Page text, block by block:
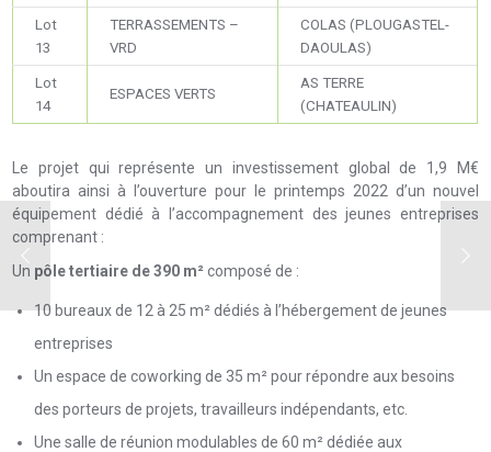
Lot
13
TERRASSEMENTS –
VRD
COLAS (PLOUGASTEL-
DAOULAS)
Lot
14
ESPACES VERTS
AS TERRE
(CHATEAULIN)
Le projet qui représente un investissement global de 1,9 M€
aboutira ainsi à l’ouverture pour le printemps 2022 d’un nouvel
équipement dédié à l’accompagnement des jeunes entreprises
comprenant :
Un pôle tertiaire de 390 m²composé de :
10 bureaux de 12 à 25 m² dédiés à l’hébergement de jeunes
entreprises
Un espace de coworking de 35 m² pour répondre aux besoins
des porteurs de projets, travailleurs indépendants, etc.
Une salle de réunion modulables de 60 m² dédiée aux